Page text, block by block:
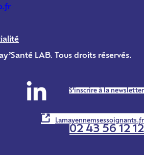
LAB. Tous droits réservés.
S’inscrire à la newsletter
Lamayennemsessoignants.fr
02 43 56 12 12